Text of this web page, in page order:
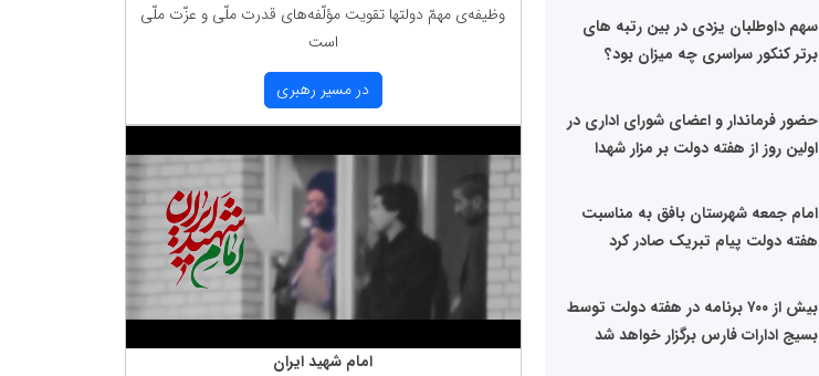
سهم داوطلبان یزدی در بین رتبه‌ های
برتر کنکور سراسری چه میزان بود؟
حضور فرماندار و اعضای شورای اداری در
اولین روز از هفته دولت بر مزار شهدا
امام جمعه شهرستان بافق به مناسبت
هفته دولت پیام تبریک صادر کرد
بیش از ٧٠٠ برنامه در هفته دولت توسط
بسیج ادارات فارس برگزار خواهد شد
وظیفه‌ی مهمّ دولتها تقویت مؤلّفه‌های قدرت ملّی و عزّت ملّی
است
در مسیر رهبری
امام شهید ایران